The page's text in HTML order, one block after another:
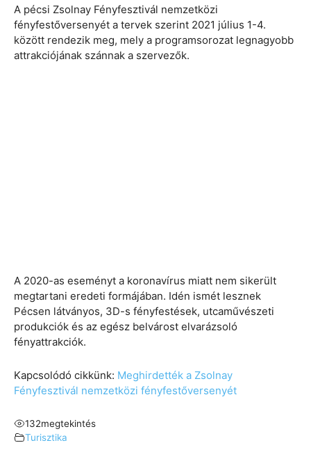
A pécsi Zsolnay Fényfesztivál nemzetközi
fényfestőversenyét a tervek szerint 2021 július 1-4.
között rendezik meg, mely a programsorozat legnagyobb
attrakciójának szánnak a szervezők.
A 2020-as eseményt a koronavírus miatt nem sikerült
megtartani eredeti formájában. Idén ismét lesznek
Pécsen látványos, 3D-s fényfestések, utcaművészeti
produkciók és az egész belvárost elvarázsoló
fényattrakciók.
Kapcsolódó cikkünk: Meghirdették a Zsolnay
Fényfesztivál nemzetközi fényfestőversenyét
132megtekintés
Turisztika